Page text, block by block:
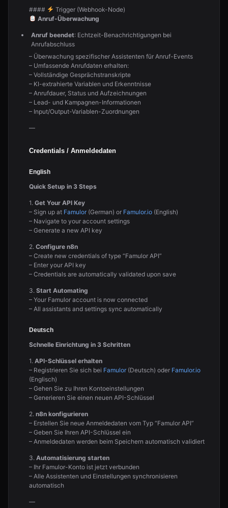
####
Trigger (Webhook-Node)
Anruf-Überwachung
Anruf beendet: Echtzeit-Benachrichtigungen bei
Anrufabschluss
– Überwachung spezifischer Assistenten für Anruf-Events
– Umfassende Anrufdaten erhalten:
– Vollständige Gesprächstranskripte
– KI-extrahierte Variablen und Erkenntnisse
– Anrufdauer, Status und Aufzeichnungen
– Lead- und Kampagnen-Informationen
– Input/Output-Variablen-Zuordnungen
—
Credentials / Anmeldedaten
English
Quick Setup in 3 Steps
1. Get Your API Key
– Sign up at Famulor(German) or Famulor.io (English)
– Navigate to your account settings
– Generate a new API key
2. Configure n8n
– Create new credentials of type “Famulor API”
– Enter your API key
– Credentials are automatically validated upon save
3. Start Automating
– Your Famulor account is now connected
– All assistants and settings sync automatically
Deutsch
Schnelle Einrichtung in 3 Schritten
1. API-Schlüssel erhalten
– Registrieren Sie sich bei Famulor(Deutsch) oder Famulor.io
(Englisch)
– Gehen Sie zu Ihren Kontoeinstellungen
– Generieren Sie einen neuen API-Schlüssel
2. n8n konfigurieren
– Erstellen Sie neue Anmeldedaten vom Typ “Famulor API”
– Geben Sie Ihren API-Schlüssel ein
– Anmeldedaten werden beim Speichern automatisch validiert
3. Automatisierung starten
– Ihr Famulor-Konto ist jetzt verbunden
– Alle Assistenten und Einstellungen synchronisieren
automatisch
—